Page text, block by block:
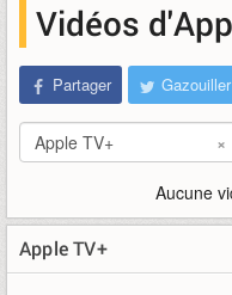
Vidéos
Partager Gazouiller
×
Apple TV+
Aucune
Apple TV+